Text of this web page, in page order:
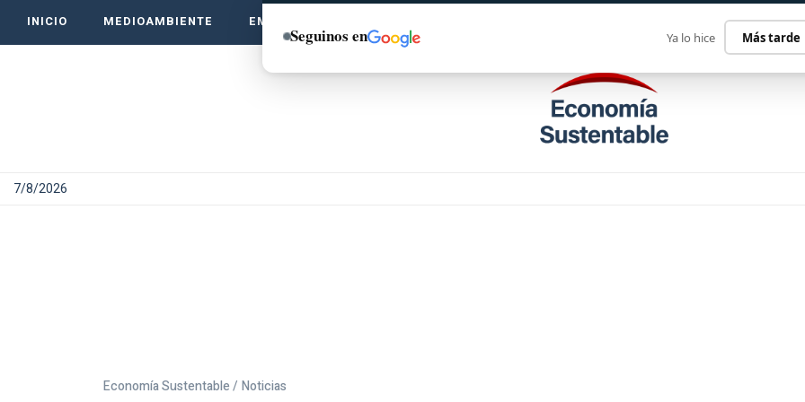
INICIO MEDIOAMBIENTE EMPRENDE VERDE
7/8/2026
Economía Sustentable / Noticias
Seguinos en Ya lo hice Más tarde